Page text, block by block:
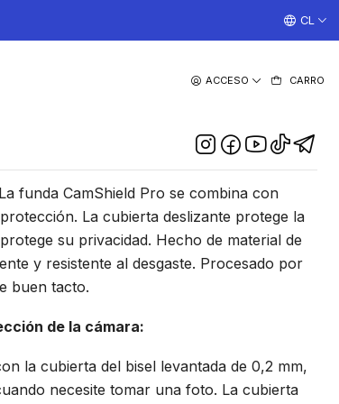
ACCESO CARRO
¡TRABAJAMOS TODOS LOS DIAS CON ENVIOS A TODO
CL
Pro Para
La funda CamShield Pro se combina con
La cubierta deslizante protege la
su privacidad. Hecho de material de
y resistente al desgaste. Procesado por
buen tacto.
de la cámara:
la cubierta del bisel levantada de 0,2 mm,
necesite tomar una foto. La cubierta